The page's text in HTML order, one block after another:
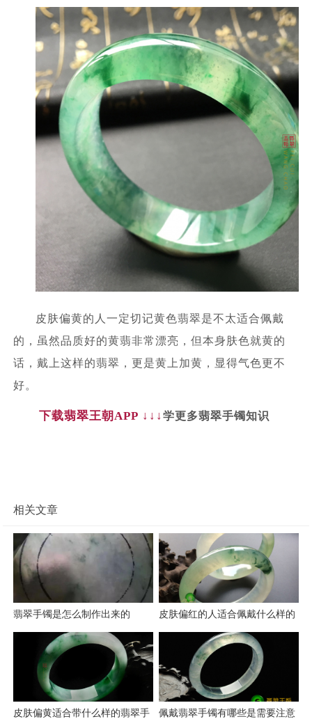
皮肤偏黄的人一定切记黄色翡翠是不太适合佩戴
的，虽然品质好的黄翡非常漂亮，但本身肤色就黄的
话，戴上这样的翡翠，更是黄上加黄，显得气色更不
好。
下载翡翠王朝 APP ↓↓↓学更多翡翠手镯知识
相关文章
翡翠手镯是怎么制作出来的
皮肤偏红的人适合佩戴什么样的
翡翠手镯
皮肤偏黄适合带什么样的翡翠手
佩戴翡翠手镯有哪些是需要注意